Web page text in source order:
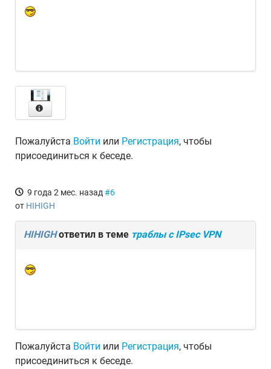
Пожалуйста Войти или Регистрация, чтобы
присоединиться к беседе.
9 года 2 мес. назад #6
от HIHIGH
HIHIGHответил в теме траблы с IPsec VPN
Пожалуйста Войти или Регистрация, чтобы
присоединиться к беседе.